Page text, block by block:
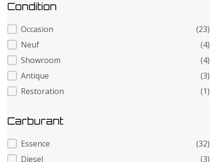
Condition
Condition
Occasion
(23)
Neuf
(4)
Showroom
(4)
Antique
(3)
Restoration
(1)
Carburant
Carburant
Essence
(32)
Diesel
(3)